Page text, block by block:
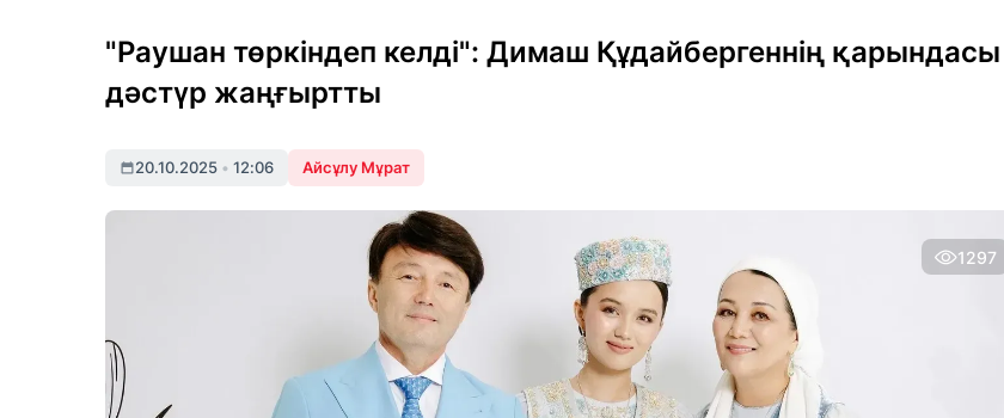
"Раушан төркіндеп келді": Димаш Құдайбергеннің қарындасы
дәстүр жаңғыртты
20.10.2025 • 12:06 Айсұлу Мұрат
1297